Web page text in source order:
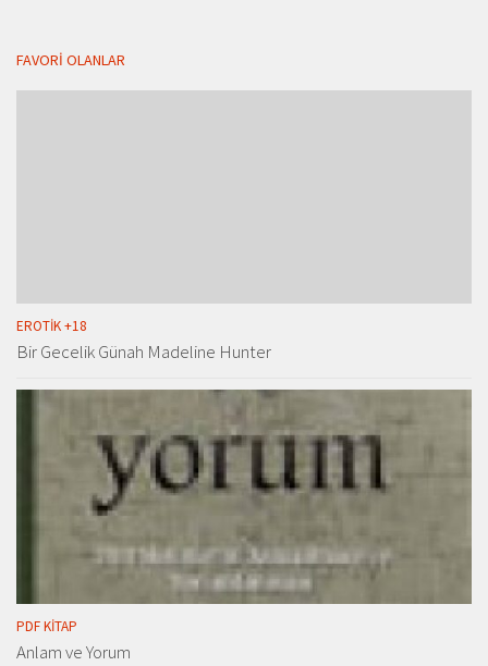
FAVORI OLANLAR
EROTIK +18
Bir Gecelik Günah Madeline Hunter
PDF KITAP
Anlam ve Yorum